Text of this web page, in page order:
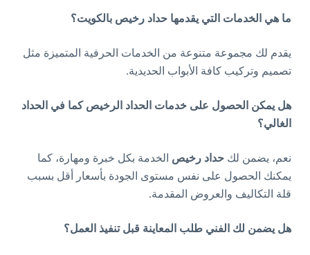
ما هي الخدمات التي يقدمها حداد رخيص بالكويت؟
يقدم لك مجموعة متنوعة من الخدمات الحرفية المتميزة مثل
تصميم وتركيب كافة الأبواب الحديدية.
هل يمكن الحصول على خدمات الحداد الرخيص كما في الحداد
الغالي؟
نعم، يضمن لك حداد رخيص الخدمة بكل خبرة ومهارة، كما
يمكنك الحصول على نفس مستوى الجودة بأسعار أقل بسبب
قلة التكاليف والعروض المقدمة.
هل يضمن لك الفني طلب المعاينة قبل تنفيذ العمل؟